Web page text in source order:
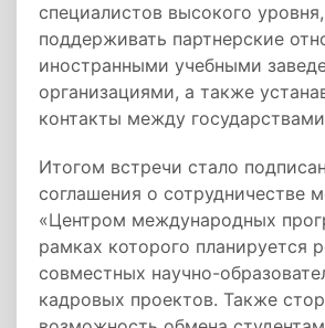
специалистов высокого
поддерживать партнерские
иностранными учебными
организациями, а также
контакты между
Итогом встречи стало
соглашения о сотрудничестве
«Центром международных
рамках которого планируется
совместных научно-
кадровых проектов. Также